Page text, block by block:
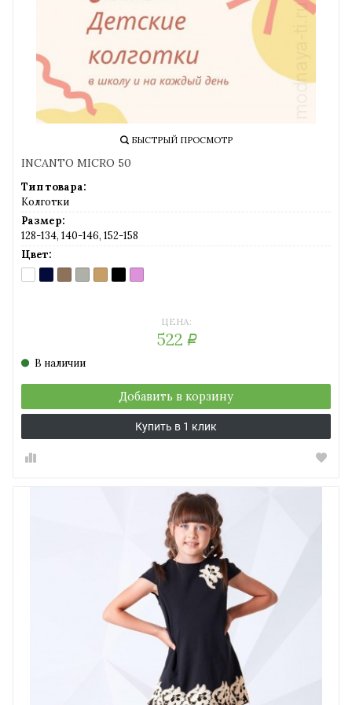
Широкая цветовая гамма и любой размер детских
колготок позволят найти что-нибудь особенное, что
обязательно понравится девочке или мальчику. И
конечно, если у вас малыш, вы найдете у нас колготки,
соответствующие самым строгим стандартам.
БЫСТРЫЙ ПРОСМОТР
INCANTO MICRO 50
Тип товара:
Колготки
Размер:
128-134, 140-146, 152-158
Цвет:
BIANCO
(белый)
BLU
(темно-
DAINO
(загар)
GRIGIO
MELANGE
MELON
(телесный)
NERO
(черный)
ROSA
(розовый)
ЦЕНА:
522 Р
В наличии
Добавить в корзину
Купить в 1 клик